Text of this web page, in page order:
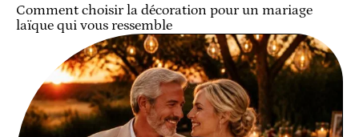
Comment choisir la décoration pour un mariage
laïque qui vous ressemble